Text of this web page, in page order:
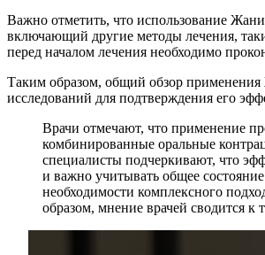
Важно отметить, что использование
включающий другие методы лечения,
перед началом лечения необходимо
Таким образом, общий обзор применения
исследований для подтверждения его
Врачи отмечают, что применение
комбинированные оральные
специалисты подчеркивают, что
и важно учитывать общее
необходимости комплексного
образом, мнение врачей сводится